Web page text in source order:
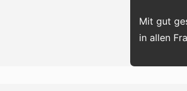
Mit gut
in allen